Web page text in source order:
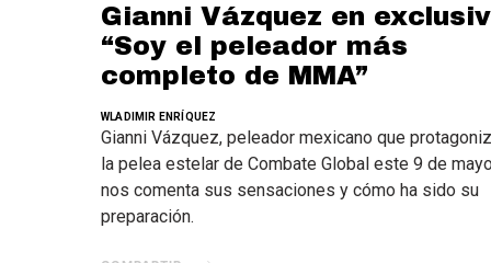
Gianni Vázquez en
“Soy el peleador más
completo de MMA”
WLADIMIR ENRÍQUEZ
Gianni Vázquez, peleador mexicano que
la pelea estelar de Combate Global este 9 de
nos comenta sus sensaciones y cómo ha sido su
preparación.